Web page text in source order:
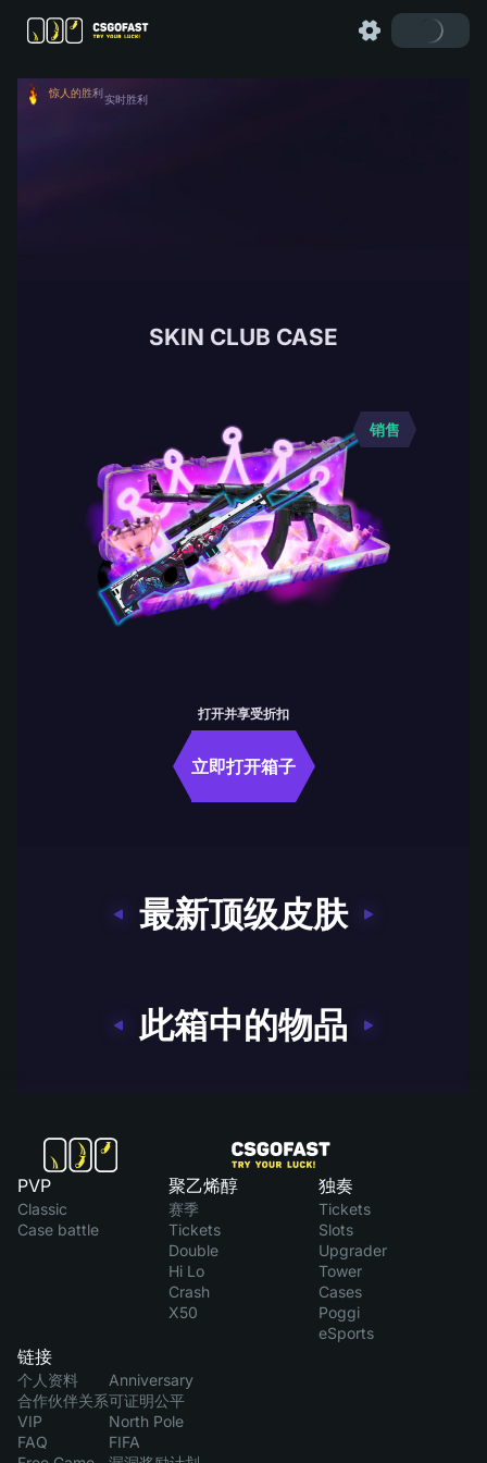
惊人的胜利
实时胜利
SKIN CLUB CASE
销售
打开并享受折扣
立即打开箱子
最新顶级皮肤
此箱中的物品
PVP
Classic
Case battle
聚乙烯醇
赛季
Tickets
Double
Hi Lo
Crash
X50
独奏
Tickets
Slots
Upgrader
Tower
Cases
Poggi
eSports
链接
个人资料
合作伙伴关系
VIP
FAQ
Anniversary
可证明公平
North Pole
FIFA